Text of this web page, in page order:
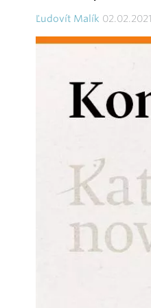
Ľudovít Malík 02.02.2021